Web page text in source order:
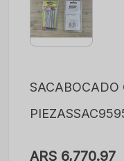
SACABOCADO
ARS 6,770.97